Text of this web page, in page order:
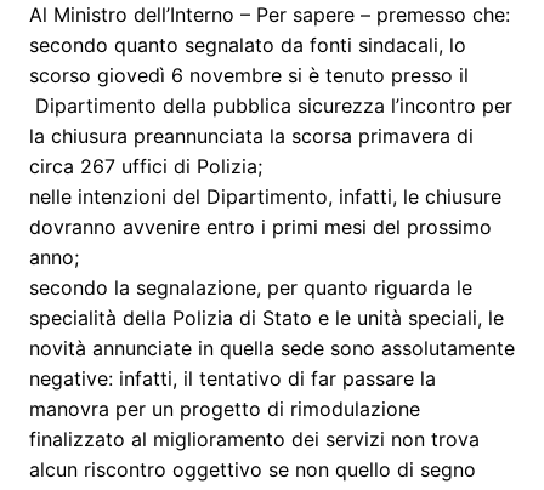
Al Ministro dell’Interno – Per sapere – premesso che:
secondo quanto segnalato da fonti sindacali, lo
scorso giovedì 6 novembre si è tenuto presso il
Dipartimento della pubblica sicurezza l’incontro per
la chiusura preannunciata la scorsa primavera di
circa 267 uffici di Polizia;
nelle intenzioni del Dipartimento, infatti, le chiusure
dovranno avvenire entro i primi mesi del prossimo
anno;
secondo la segnalazione, per quanto riguarda le
specialità della Polizia di Stato e le unità speciali, le
novità annunciate in quella sede sono assolutamente
negative: infatti, il tentativo di far passare la
manovra per un progetto di rimodulazione
finalizzato al miglioramento dei servizi non trova
alcun riscontro oggettivo se non quello di segno